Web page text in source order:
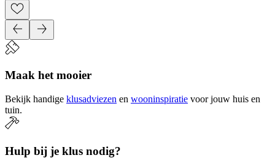
Maak het mooier
Bekijk handige klusadviezen en wooninspiratie voor jouw huis en
tuin.
Hulp bij je klus nodig?